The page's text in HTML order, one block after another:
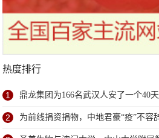
热度排行
1 鼎龙集团为166名武汉人安了一个40
2 为前线捐资捐物，中地君豪“疫”不容